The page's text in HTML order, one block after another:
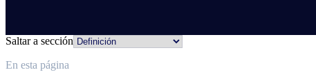
Saltar a sección
En esta página